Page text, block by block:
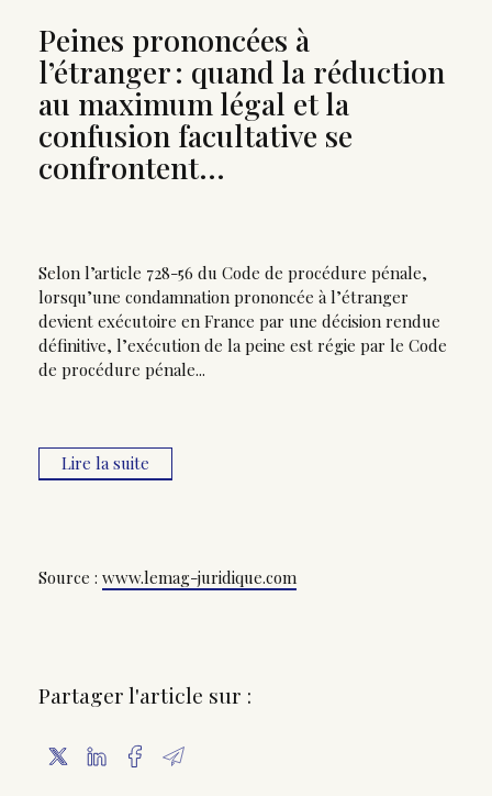
Peines prononcées à
l’étranger : quand la réduction
au maximum légal et la
confusion facultative se
confrontent…
Source : www.lemag-juridique.com
Selon l’article 728-56 du Code de procédure pénale,
lorsqu’une condamnation prononcée à l’étranger
devient exécutoire en France par une décision rendue
définitive, l’exécution de la peine est régie par le Code
de procédure pénale...
Lire la suite